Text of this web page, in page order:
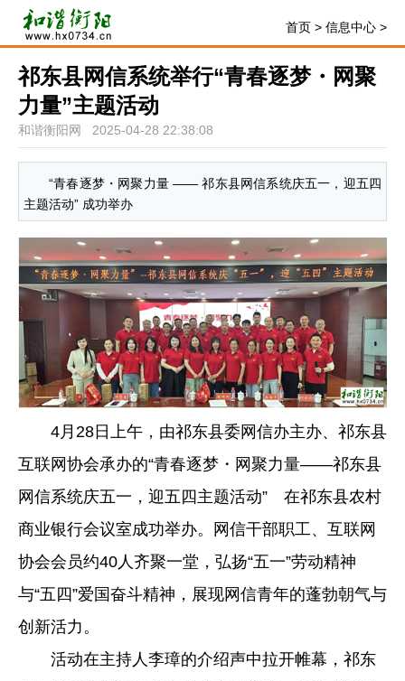
首页 > 信息中心 >
祁东县网信系统举行“青春逐梦・网聚
力量”主题活动
和谐衡阳网 2025-04-28 22:38:08
“青春逐梦・网聚力量 —— 祁东县网信系统庆五一，迎五四
主题活动” 成功举办
4月28日上午，由祁东县委网信办主办、祁东县
互联网协会承办的“青春逐梦・网聚力量——祁东县
网信系统庆五一，迎五四主题活动” 在祁东县农村
商业银行会议室成功举办。网信干部职工、互联网
协会会员约40人齐聚一堂，弘扬“五一”劳动精神
与“五四”爱国奋斗精神，展现网信青年的蓬勃朝气与
创新活力。
活动在主持人李璋的介绍声中拉开帷幕，祁东